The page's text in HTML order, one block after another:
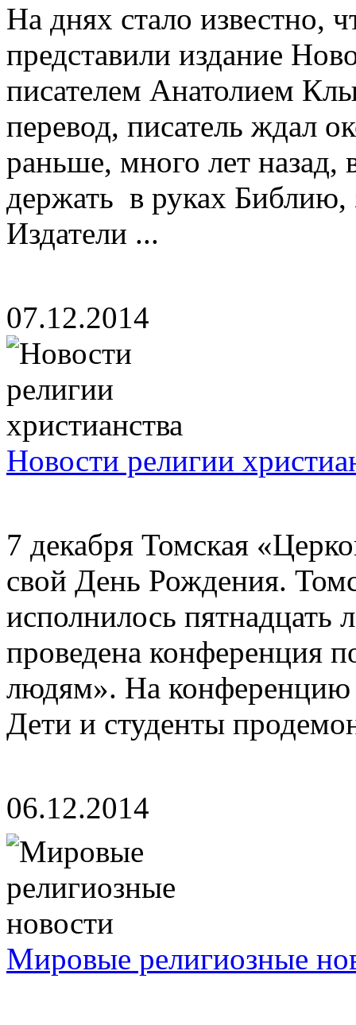
На днях стало известно,
представили издание
писателем Анатолием
перевод, писатель ждал
раньше, много лет
держать в руках Библию,
Издатели ...
07.12.2014
Новости религии
7 декабря Томская
свой День Рождения.
исполнилось пятнадцать
проведена конференция
людям». На конференцию
Дети и студенты
06.12.2014
Мировые религиозные